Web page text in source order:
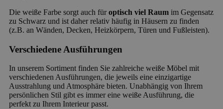
Die weiße Farbe sorgt auch füroptisch viel Raum im Gegensatz
zu Schwarz und ist daher relativ häufig in Häusern zu finden
(z.B. an Wänden, Decken, Heizkörpern, Türen und Fußleisten).
Verschiedene Ausführungen
In unserem Sortiment finden Sie zahlreiche weiße Möbel mit
verschiedenen Ausführungen, die jeweils eine einzigartige
Ausstrahlung und Atmosphäre bieten. Unabhängig von Ihrem
persönlichen Stil gibt es immer eine weiße Ausführung, die
perfekt zu Ihrem Interieur passt.